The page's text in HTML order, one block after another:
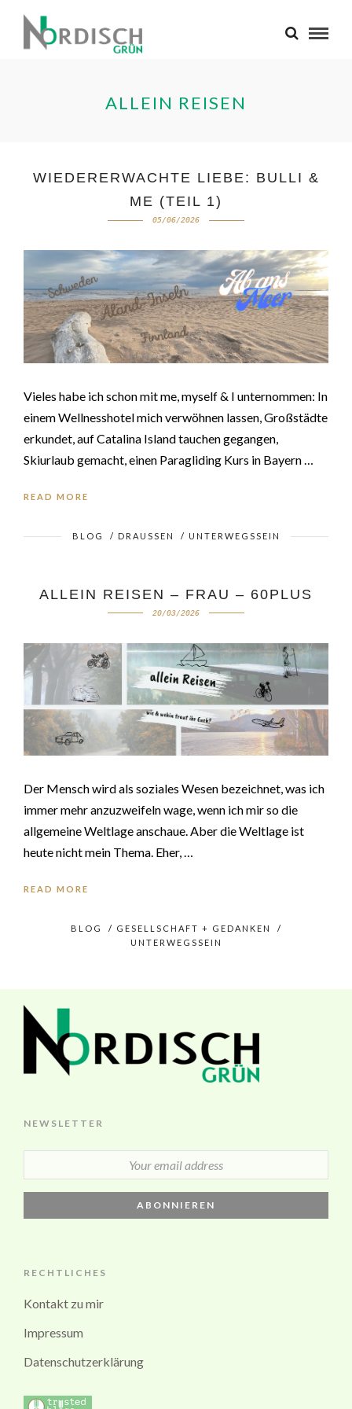
ALLEIN REISEN
WIEDERERWACHTE LIEBE: BULLI &
ME (TEIL 1)
05/06/2026
Vieles habe ich schon mit me, myself & I unternommen: In
einem Wellnesshotel mich verwöhnen lassen, Großstädte
erkundet, auf Catalina Island tauchen gegangen,
Skiurlaub gemacht, einen Paragliding Kurs in Bayern …
READ MORE
BLOG / DRAUSSEN / UNTERWEGSSEIN
ALLEIN REISEN – FRAU – 60PLUS
20/03/2026
Der Mensch wird als soziales Wesen bezeichnet, was ich
immer mehr anzuzweifeln wage, wenn ich mir so die
allgemeine Weltlage anschaue. Aber die Weltlage ist
heute nicht mein Thema. Eher, …
READ MORE
BLOG / GESELLSCHAFT + GEDANKEN
/
UNTERWEGSSEIN
NEWSLETTER
RECHTLICHES
Kontakt zu mir
Impressum
Datenschutzerklärung